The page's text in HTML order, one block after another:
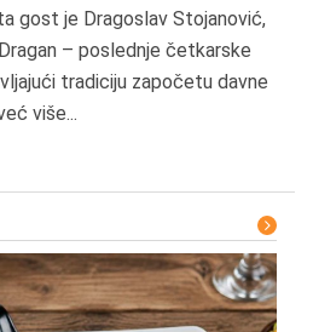
gost je Dragoslav Stojanović,
– poslednje četkarske
tradiciju započetu davne
više...